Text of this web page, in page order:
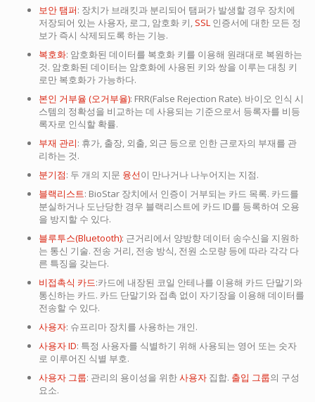
보안 탬퍼: 장치가 브래킷과 분리되어 탬퍼가 발생할 경우 장치에
저장되어 있는 사용자, 로그, 암호화 키, SSL 인증서에 대한 모든 정
보가 즉시 삭제되도록 하는 기능.
복호화: 암호화된 데이터를 복호화 키를 이용해 원래대로 복원하는
것. 암호화된 데이터는 암호화에 사용된 키와 쌍을 이루는 대칭 키
로만 복호화가 가능하다.
본인 거부율 (오거부율): FRR(False Rejection Rate). 바이오 인식 시
스템의 정확성을 비교하는 데 사용되는 기준으로서 등록자를 비등
록자로 인식할 확률.
부재 관리: 휴가, 출장, 외출, 외근 등으로 인한 근로자의 부재를 관
리하는 것.
분기점: 두 개의 지문 융선이 만나거나 나누어지는 지점.
블랙리스트: BioStar 장치에서 인증이 거부되는 카드 목록. 카드를
분실하거나 도난당한 경우 블랙리스트에 카드 ID를 등록하여 오용
을 방지할 수 있다.
블루투스(Bluetooth): 근거리에서 양방향 데이터 송수신을 지원하
는 통신 기술. 전송 거리, 전송 방식, 전원 소모량 등에 따라 각각 다
른 특징을 갖는다.
비접촉식 카드:카드에 내장된 코일 안테나를 이용해 카드 단말기와
통신하는 카드. 카드 단말기와 접촉 없이 자기장을 이용해 데이터를
전송할 수 있다.
사용자: 슈프리마 장치를 사용하는 개인.
사용자 ID: 특정 사용자를 식별하기 위해 사용되는 영어 또는 숫자
로 이루어진 식별 부호.
사용자 그룹: 관리의 용이성을 위한사용자 집합. 출입 그룹의 구성
요소.